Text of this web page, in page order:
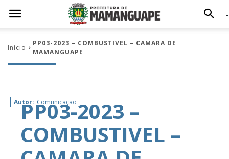
Início
PP03-2023 – COMBUSTIVEL – CAMARA DE
MAMANGUAPE
Autor: Comunicação
PP03-2023 –
COMBUSTIVEL –